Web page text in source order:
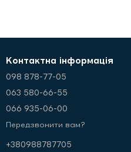
Контактна інформація
098 878-77-05
063 580-66-55
066 935-06-00
Передзвонити вам?
+380988787705